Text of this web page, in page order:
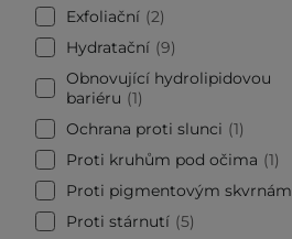
Exfoliační 2
Hydratační 9
Obnovující hydrolipidovou
bariéru
1
Ochrana proti slunci
1
Proti kruhům pod očima
1
Proti pigmentovým skvrnám
Proti stárnutí 5